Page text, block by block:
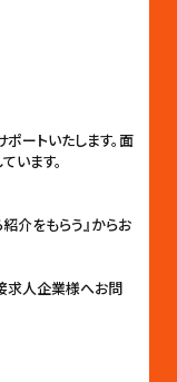
ートいたします。面
います。
介をもらう』からお
求人企業様へお問